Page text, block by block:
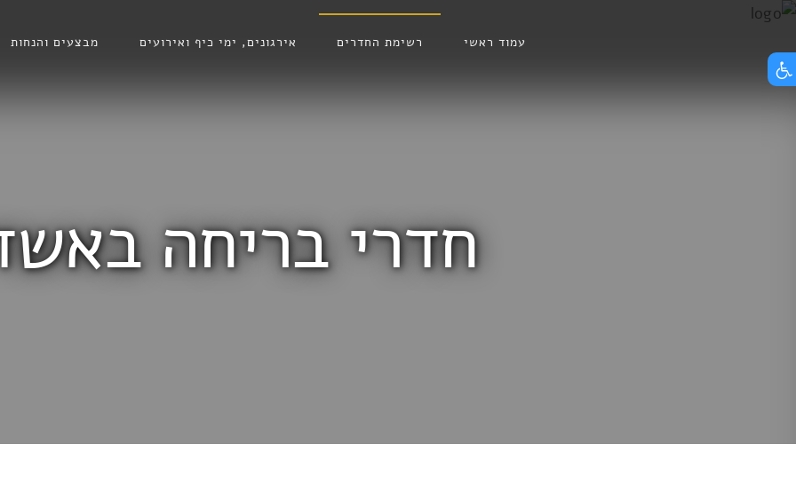
Skip
content
חדרי בריחה
עמוד ראשי רשימת החדרים אירגונים, ימי כיף ואירועים מבצעים והנחות